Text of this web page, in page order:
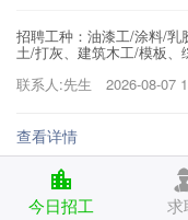
招聘工种：油漆工/涂料/
土/打灰、建筑木工/模板
联系人:先生
2026-08-07
查看详情
[重庆市] 重庆巴南
今日招工 求